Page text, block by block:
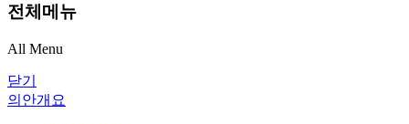
전체메뉴
All Menu
닫기
의안개요